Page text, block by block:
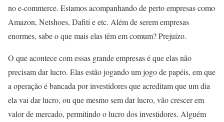
no e-commerce. Estamos acompanhando de perto empresas como
Amazon, Netshoes, Dafiti e etc. Além de serem empresas
enormes, sabe o que mais elas têm em comum? Prejuízo.
O que acontece com essas grande empresas é que elas não
precisam dar lucro. Elas estão jogando um jogo de papéis, em que
a operação é bancada por investidores que acreditam que um dia
ela vai dar lucro, ou que mesmo sem dar lucro, vão crescer em
valor de mercado, permitindo o lucro dos investidores. Alguém